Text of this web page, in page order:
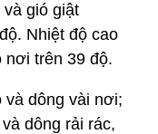
gió giật
Nhiệt độ cao
nơi trên 39 độ.
và dông vài nơi;
dông rải rác,